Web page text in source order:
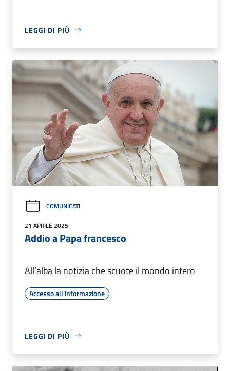
LEGGI DI PIÙ
COMUNICATI
21 APRILE 2025
Addio a Papa francesco
All’alba la notizia che scuote il mondo intero
Accesso all'informazione
LEGGI DI PIÙ